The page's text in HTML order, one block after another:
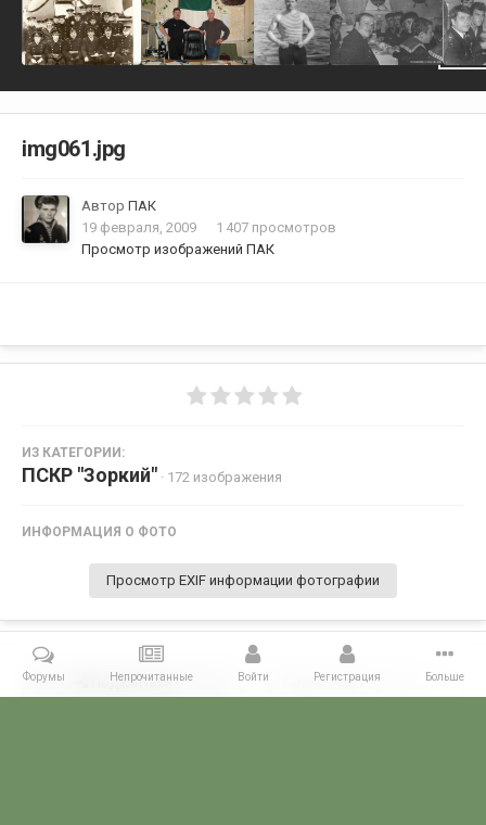
img061.jpg
Автор ПАК
19 февраля, 2009
1 407 просмотров
Просмотр изображений ПАК
ИЗ КАТЕГОРИИ:
ПСКР "Зоркий" · 172 изображения
ИНФОРМАЦИЯ О ФОТО
Просмотр EXIF информации фотографии
Поделиться Подписчики 0
Форумы Непрочитанные Войти Регистрация Больше